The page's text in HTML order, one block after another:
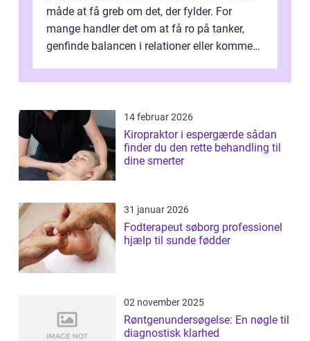
måde at få greb om det, der fylder. For
mange handler det om at få ro på tanker,
genfinde balancen i relationer eller komme
14 februar 2026
Kiropraktor i espergærde sådan
finder du den rette behandling til
dine smerter
31 januar 2026
Fodterapeut søborg professionel
hjælp til sunde fødder
02 november 2025
Røntgenundersøgelse: En nøgle til
diagnostisk klarhed